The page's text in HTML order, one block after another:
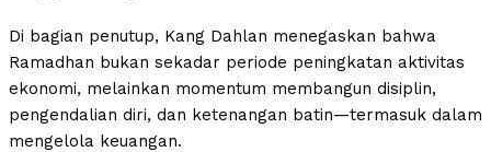
Di bagian penutup, Kang Dahlan menegaskan bahwa
Ramadhan bukan sekadar periode peningkatan aktivitas
ekonomi, melainkan momentum membangun disiplin,
pengendalian diri, dan ketenangan batin—termasuk dalam
mengelola keuangan.